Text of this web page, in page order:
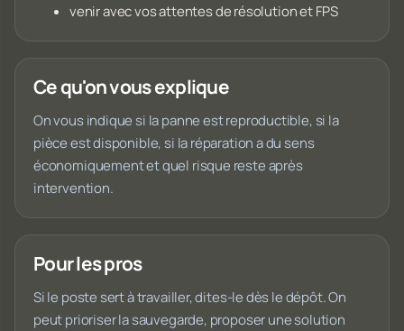
venir avec vos attentes de résolution et FPS
Ce qu'on vous explique
On vous indique si la panne est reproductible, si la
pièce est disponible, si la réparation a du sens
économiquement et quel risque reste après
intervention.
Pour les pros
Si le poste sert à travailler, dites-le dès le dépôt. On
peut prioriser la sauvegarde, proposer une solution